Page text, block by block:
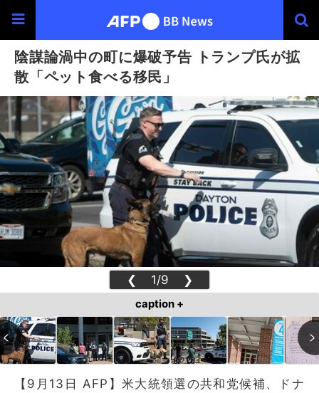
陰謀論渦中の町に爆破予告 トランプ氏が拡
散「ペット食べる移民」
❮ 1/9 ❯
caption +
【9月13日 AFP】米大統領選の共和党候補、ドナ